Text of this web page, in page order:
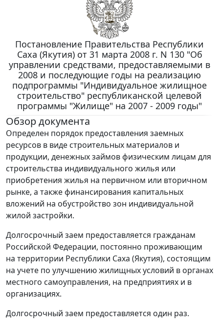
Постановление Правительства Республики
Саха (Якутия) от 31 марта 2008 г. N 130 "Об
управлении средствами, предоставляемыми в
2008 и последующие годы на реализацию
подпрограммы "Индивидуальное жилищное
строительство" республиканской целевой
программы "Жилище" на 2007 - 2009 годы"
Обзор документа
Определен порядок предоставления заемных
ресурсов в виде строительных материалов и
продукции, денежных займов физическим лицам для
строительства индивидуального жилья или
приобретения жилья на первичном или вторичном
рынке, а также финансирования капитальных
вложений на обустройство зон индивидуальной
жилой застройки.
Долгосрочный заем предоставляется гражданам
Российской Федерации, постоянно проживающим
на территории Республики Саха (Якутия), состоящим
на учете по улучшению жилищных условий в органах
местного самоуправления, на предприятиях и в
организациях.
Долгосрочный заем предоставляется один раз.